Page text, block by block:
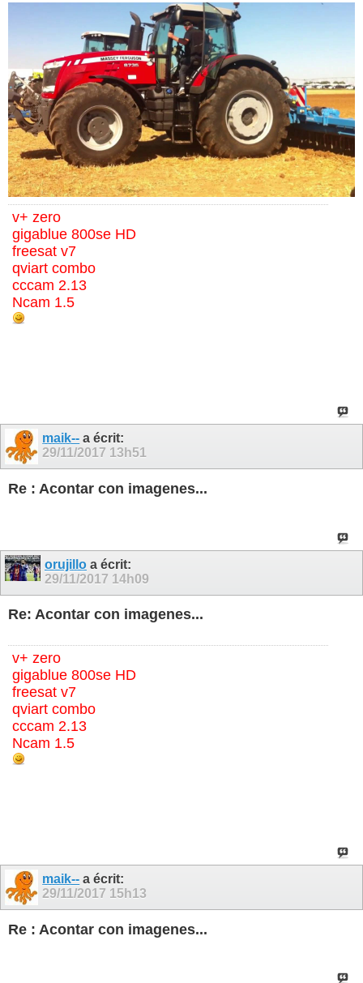
v+ zero
gigablue 800se HD
freesat v7
qviart combo
cccam 2.13
Ncam 1.5
maik-- a écrit:
29/11/2017 13h51
Re : Acontar con imagenes...
orujillo a écrit:
29/11/2017 14h09
Re: Acontar con imagenes...
v+ zero
gigablue 800se HD
freesat v7
qviart combo
cccam 2.13
Ncam 1.5
maik-- a écrit:
29/11/2017 15h13
Re : Acontar con imagenes...